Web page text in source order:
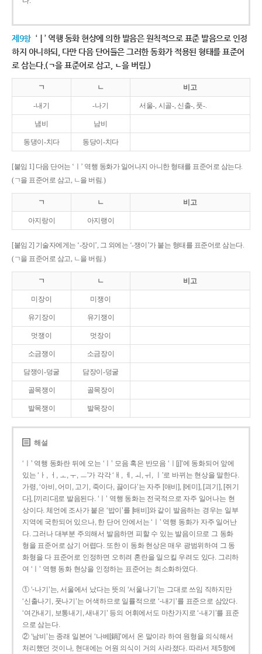
제9항 ‘ㅣ’ 역행 동화 현상에 의한 발음은 원칙적으로 표준 발음으로 인정
하지 아니하되, 다만 다음 단어들은 그러한 동화가 적용된 형태를 표준어
로 삼는다.(ㄱ을 표준어로 삼고, ㄴ을 버림.)
ㄱ ㄴ 비고
-내기 -나기 서울-, 시골-, 신출-, 풋-.
냄비 남비
동댕이-치다 동당이-치다
[붙임 1] 다음 단어는 ‘ㅣ’ 역행 동화가 일어나지 아니한 형태를 표준어로 삼는다.
(ㄱ을 표준어로 삼고, ㄴ을 버림.)
ㄱ ㄴ 비고
아지랑이 아지랭이
[붙임 2] 기술자에게는 ‘-장이’, 그 외에는 ‘-쟁이’가 붙는 형태를 표준어로 삼는다.
(ㄱ을 표준어로 삼고, ㄴ을 버림.)
ㄱ ㄴ 비고
미장이 미쟁이
유기장이 유기쟁이
멋쟁이 멋장이
소금쟁이 소금장이
담쟁이-덩굴 담장이-덩굴
골목쟁이 골목장이
발목쟁이 발목장이
해설
‘ㅣ’ 역행 동화란 뒤에 오는 ‘ㅣ’ 모음 혹은 반모음 ‘ㅣ[j]’에 동화되어 앞에
있는 ‘ㅏ, ㅓ, ㅗ, ㅜ, ㅡ’가 각각 ‘ㅐ, ㅔ, ㅚ, ㅟ, ㅣ’로 바뀌는 현상을 말한다.
가령, ‘아비, 어미, 고기, 죽이다, 끓이다’는 자주 [애비], [에미], [괴기], [쥐기
다], [끼리다]로 발음된다. ‘ㅣ’ 역행 동화는 전국적으로 자주 일어나는 현
상이다. 체언에 조사가 붙은 ‘밥이’를 [배비]와 같이 발음하는 경우는 일부
지역에 국한되어 있으나, 한 단어 안에서는 ‘ㅣ’ 역행 동화가 자주 일어난
다. 그러나 대부분 주의해서 발음하면 피할 수 있는 발음이므로 그 동화
형을 표준어로 삼기 어렵다. 또한 이 동화 현상은 매우 광범위하여 그 동
화형을 다 표준어로 인정하면 오히려 혼란을 일으킬 우려도 있다. 그리하
여 ‘ㅣ’ 역행 동화 현상을 인정하는 표준어는 최소화하였다.
① ‘-나기’는, 서울에서 났다는 뜻의 ‘서울나기’는 그대로 쓰임 직하지만
‘신출나기, 풋나기’는 어색하므로 일률적으로 ‘-내기’를 표준으로 삼았다.
‘여간내기, 보통내기, 새내기’ 등의 어휘에서도 마찬가지로 ‘-내기’를 표준
으로 삼는다.
② ‘남비’는 종래 일본어 ‘나베[鍋]’에서 온 말이라 하여 원형을 의식해서
처리했던 것이나, 현대에는 어원 의식이 거의 사라졌다. 따라서 제5항에